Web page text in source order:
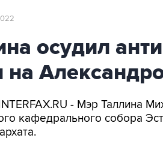
осудил
- Мэр Таллина
кафедрального собора